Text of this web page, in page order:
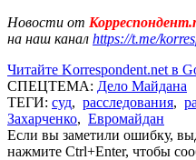
Новости от
на наш канал https://t.me/
Читайте Korrespondent.net в
СПЕЦТЕМА: Дело Майдана
ТЕГИ: суд, расследования,
Захарченко, Евромайдан
Если вы заметили ошибку,
нажмите Ctrl+Enter, чтобы